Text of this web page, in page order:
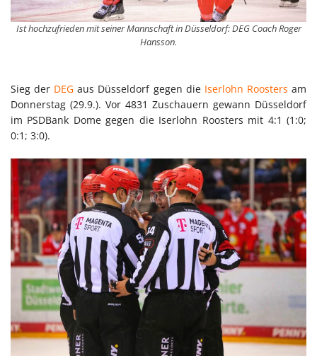
Ist hochzufrieden mit seiner Mannschaft in Düsseldorf: DEG Coach Roger
Hansson.
Sieg der DEG aus Düsseldorf gegen die Iserlohn Roosters am
Donnerstag (29.9.). Vor 4831 Zuschauern gewann Düsseldorf
im PSDBank Dome gegen die Iserlohn Roosters mit 4:1 (1:0;
0:1; 3:0).